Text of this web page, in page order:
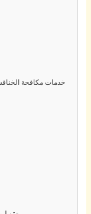
خدمات مكافحة